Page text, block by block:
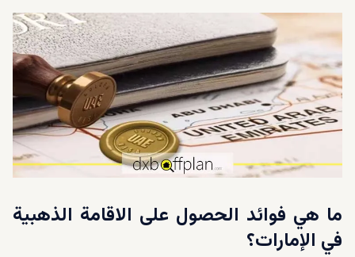
ما هي فوائد الحصول على الاقامة الذهبية
في الإمارات؟